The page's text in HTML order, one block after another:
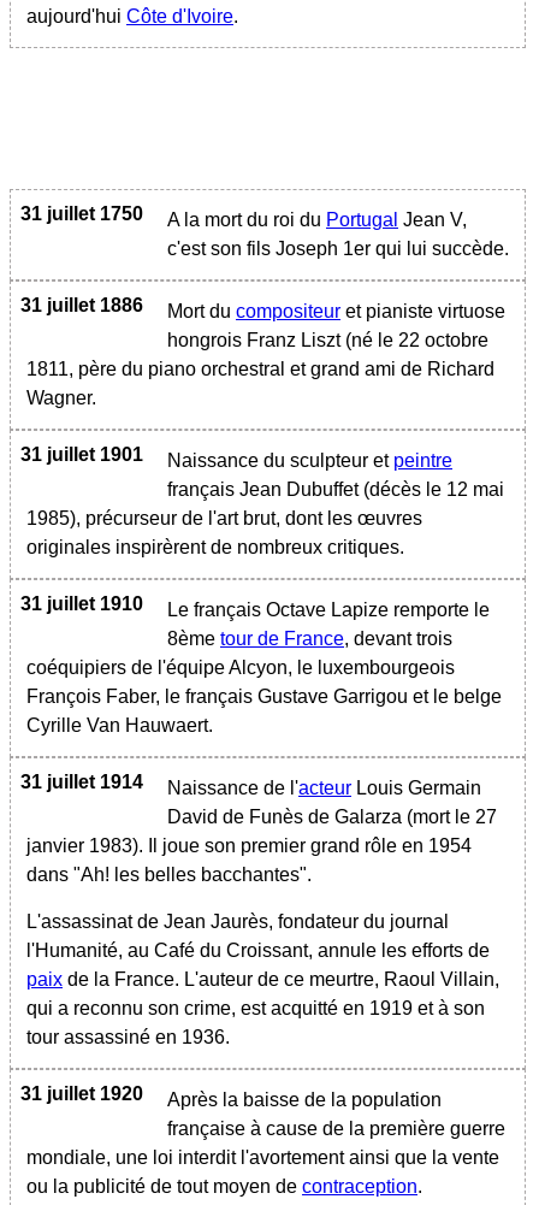
aujourd'hui Côte d'Ivoire.
31 juillet 1750 A la mort du roi du Portugal Jean V,
c'est son fils Joseph 1er qui lui succède.
31 juillet 1886 Mort du compositeur et pianiste virtuose
hongrois Franz Liszt (né le 22 octobre
1811, père du piano orchestral et grand ami de Richard
Wagner.
31 juillet 1901 Naissance du sculpteur et peintre
français Jean Dubuffet (décès le 12 mai
1985), précurseur de l'art brut, dont les œuvres
originales inspirèrent de nombreux critiques.
31 juillet 1910
Le français Octave Lapize remporte le
8ème tour de France, devant trois
coéquipiers de l'équipe Alcyon, le luxembourgeois
François Faber, le français Gustave Garrigou et le belge
Cyrille Van Hauwaert.
31 juillet 1914 Naissance de l'acteur Louis Germain
David de Funès de Galarza (mort le 27
janvier 1983). Il joue son premier grand rôle en 1954
dans "Ah! les belles bacchantes".
L'assassinat de Jean Jaurès, fondateur du journal
l'Humanité, au Café du Croissant, annule les efforts de
paix de la France. L'auteur de ce meurtre, Raoul Villain,
qui a reconnu son crime, est acquitté en 1919 et à son
tour assassiné en 1936.
31 juillet 1920
Après la baisse de la population
française à cause de la première guerre
mondiale, une loi interdit l'avortement ainsi que la vente
ou la publicité de tout moyen de contraception.